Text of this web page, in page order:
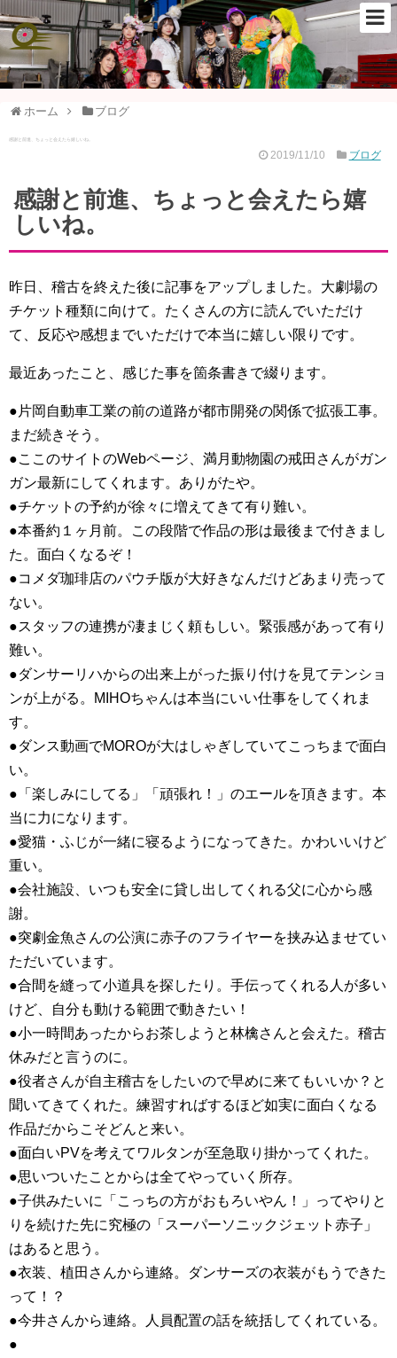
ホーム ブログ
感謝と前進、ちょっと会えたら嬉しいね。
2019/11/10 ブログ
感謝と前進、ちょっと会えたら嬉
しいね。
昨日、稽古を終えた後に記事をアップしました。大劇場の
チケット種類に向けて。たくさんの方に読んでいただけ
て、反応や感想までいただけで本当に嬉しい限りです。
最近あったこと、感じた事を箇条書きで綴ります。
●片岡自動車工業の前の道路が都市開発の関係で拡張工事。
まだ続きそう。
●ここのサイトのWebページ、満月動物園の戒田さんがガン
ガン最新にしてくれます。ありがたや。
●チケットの予約が徐々に増えてきて有り難い。
●本番約１ヶ月前。この段階で作品の形は最後まで付きまし
た。面白くなるぞ！
●コメダ珈琲店のパウチ版が大好きなんだけどあまり売って
ない。
●スタッフの連携が凄まじく頼もしい。緊張感があって有り
難い。
●ダンサーリハからの出来上がった振り付けを見てテンショ
ンが上がる。MIHOちゃんは本当にいい仕事をしてくれま
す。
●ダンス動画でMOROが大はしゃぎしていてこっちまで面白
い。
●「楽しみにしてる」「頑張れ！」のエールを頂きます。本
当に力になります。
●愛猫・ふじが一緒に寝るようになってきた。かわいいけど
重い。
●会社施設、いつも安全に貸し出してくれる父に心から感
謝。
●突劇金魚さんの公演に赤子のフライヤーを挟み込ませてい
ただいています。
●合間を縫って小道具を探したり。手伝ってくれる人が多い
けど、自分も動ける範囲で動きたい！
●小一時間あったからお茶しようと林檎さんと会えた。稽古
休みだと言うのに。
●役者さんが自主稽古をしたいので早めに来てもいいか？と
聞いてきてくれた。練習すればするほど如実に面白くなる
作品だからこそどんと来い。
●面白いPVを考えてワルタンが至急取り掛かってくれた。
●思いついたことからは全てやっていく所存。
●子供みたいに「こっちの方がおもろいやん！」ってやりと
りを続けた先に究極の「スーパーソニックジェット赤子」
はあると思う。
●衣装、植田さんから連絡。ダンサーズの衣装がもうできた
って！？
●今井さんから連絡。人員配置の話を統括してくれている。
●